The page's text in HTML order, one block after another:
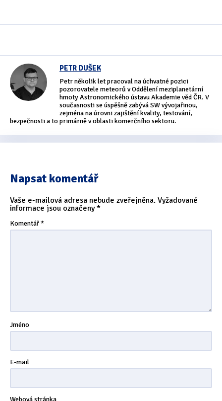
Pracuji sluchem(564)
Pracuji sluchem a hmatem(566)
Pracuji zrakem(456)
Pracuji zrakem a sluchem
Běžný software(284)
Tipy & triky(17)
PETR DUŠEK
Petr několik let pracoval na úchvatné pozici
pozorovatele meteorů v Oddělení meziplanetární
hmoty Astronomického ústavu Akademie věd ČR. V
současnosti se úspěšně zabývá SW vývojařinou,
zejména na úrovni zajištění kvality, testování,
bezpečnosti a to primárně v oblasti komerčního sektoru.
Napsat komentář
Vaše e-mailová adresa nebude zveřejněna. Vyžadované
informace jsou označeny*
Komentář*
Jméno
E-mail